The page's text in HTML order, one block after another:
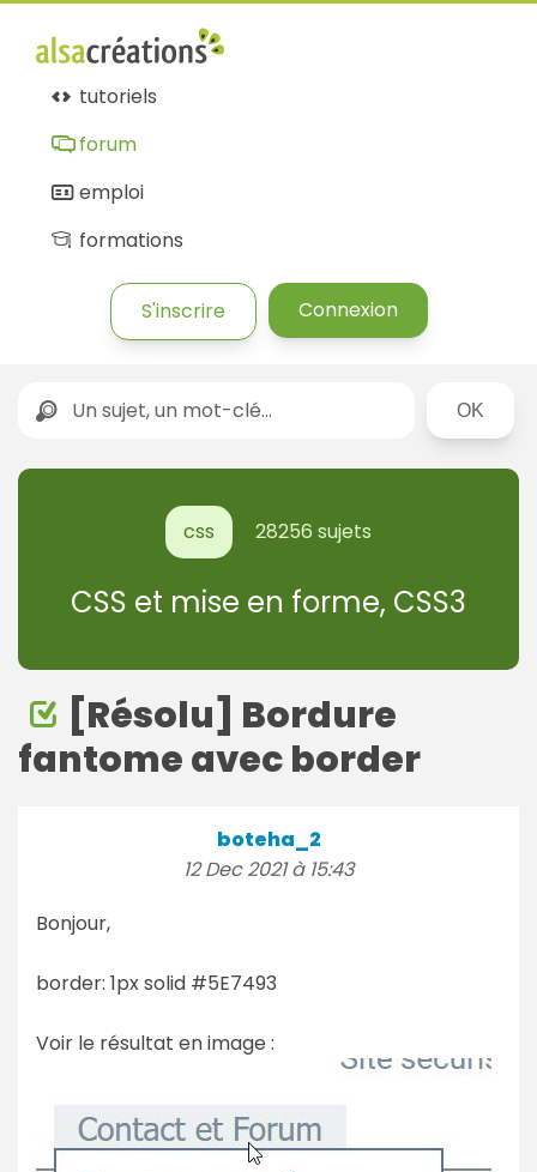
tutoriels
forum
emploi
formations
S'inscrire Connexion
Rechercher
css 28256 sujets
CSS et mise en forme, CSS3
[Résolu] Bordure
fantome avec border
boteha_2
12 Dec 2021 à 15:43
Bonjour,
border: 1px solid #5E7493
Voir le résultat en image :